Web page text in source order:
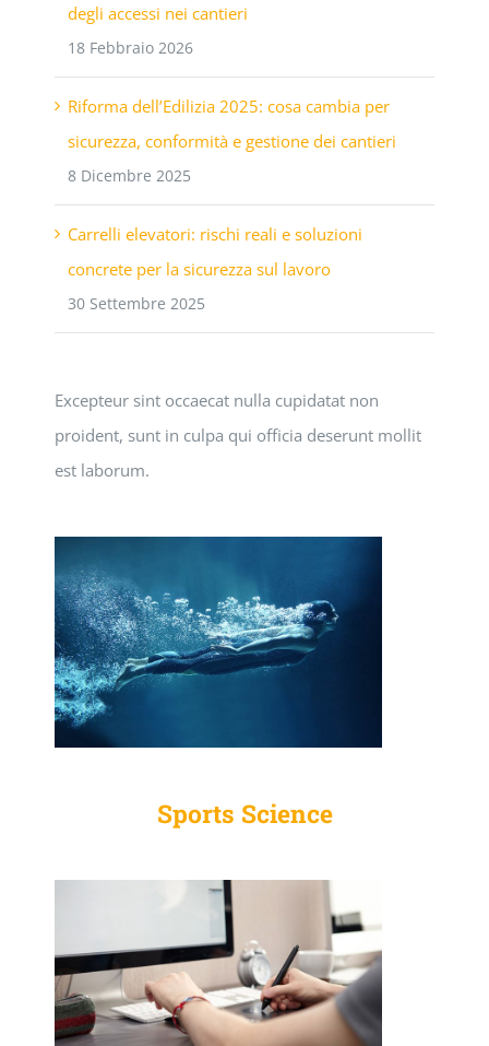
degli accessi nei cantieri
18 Febbraio 2026
Riforma dell’Edilizia 2025: cosa cambia per
sicurezza, conformità e gestione dei cantieri
8 Dicembre 2025
Carrelli elevatori: rischi reali e soluzioni
concrete per la sicurezza sul lavoro
30 Settembre 2025
Excepteur sint occaecat nulla cupidatat non
proident, sunt in culpa qui officia deserunt mollit
est laborum.
Sports Science